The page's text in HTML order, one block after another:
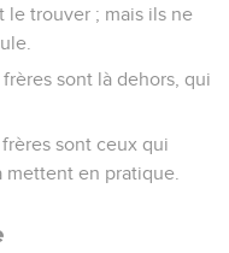
le trouver ; mais ils ne
sont là dehors, qui
sont ceux qui
en pratique.